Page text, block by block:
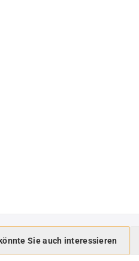
Sie auch interessieren